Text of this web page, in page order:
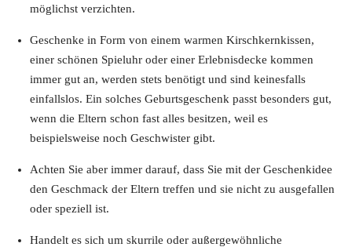
möglichst verzichten.
Geschenke in Form von einem warmen Kirschkernkissen,
einer schönen Spieluhr oder einer Erlebnisdecke kommen
immer gut an, werden stets benötigt und sind keinesfalls
einfallslos. Ein solches Geburtsgeschenk passt besonders gut,
wenn die Eltern schon fast alles besitzen, weil es
beispielsweise noch Geschwister gibt.
Achten Sie aber immer darauf, dass Sie mit der Geschenkidee
den Geschmack der Eltern treffen und sie nicht zu ausgefallen
oder speziell ist.
Handelt es sich um skurrile oder außergewöhnliche